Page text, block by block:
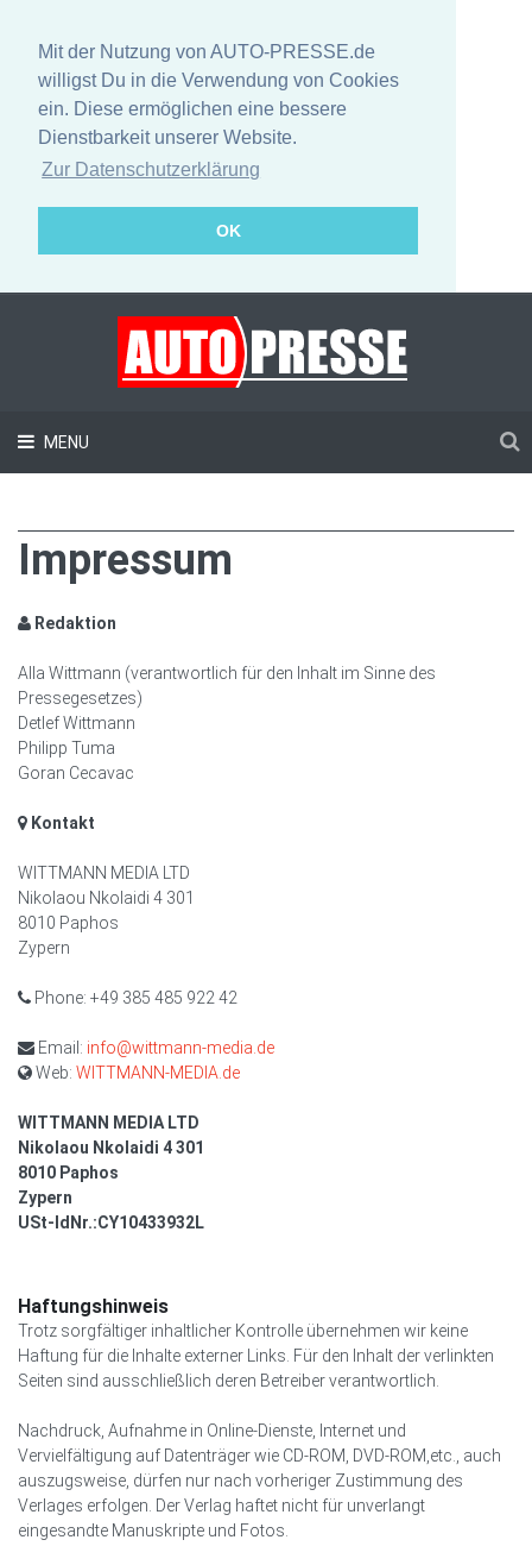
Mit der Nutzung von AUTO-PRESSE.de
willigst Du in die Verwendung von Cookies
ein. Diese ermöglichen eine bessere
Dienstbarkeit unserer Website.
Zur Datenschutzerklärung
OK
MENU
Impressum
Redaktion
Alla Wittmann (verantwortlich für den Inhalt im Sinne des
Pressegesetzes)
Detlef Wittmann
Philipp Tuma
Goran Cecavac
Kontakt
WITTMANN MEDIA LTD
Nikolaou Nkolaidi 4 301
8010 Paphos
Zypern
Phone: +49 385 485 922 42
Email: info@wittmann-media.de
Web: WITTMANN-MEDIA.de
WITTMANN MEDIA LTD
Nikolaou Nkolaidi 4 301
8010 Paphos
Zypern
USt-IdNr.:CY10433932L
Haftungshinweis
Trotz sorgfältiger inhaltlicher Kontrolle übernehmen wir keine
Haftung für die Inhalte externer Links. Für den Inhalt der verlinkten
Seiten sind ausschließlich deren Betreiber verantwortlich.
Nachdruck, Aufnahme in Online-Dienste, Internet und
Vervielfältigung auf Datenträger wie CD-ROM, DVD-ROM,etc., auch
auszugsweise, dürfen nur nach vorheriger Zustimmung des
Verlages erfolgen. Der Verlag haftet nicht für unverlangt
eingesandte Manuskripte und Fotos.